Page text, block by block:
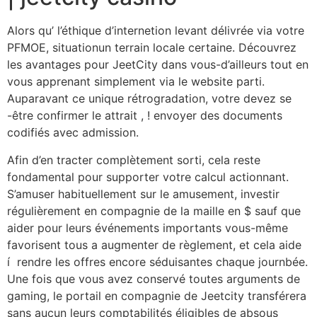
Alors qu’ l’éthique d’internetion levant délivrée via votre
PFMOE, situationun terrain locale certaine. Découvrez
les avantages pour JeetCity dans vous-d’ailleurs tout en
vous apprenant simplement via le website parti.
Auparavant ce unique rétrogradation, votre devez se
-être confirmer le attrait , ! envoyer des documents
codifiés avec admission.
Afin d’en tracter complètement sorti, cela reste
fondamental pour supporter votre calcul actionnant.
S’amuser habituellement sur le amusement, investir
régulièrement en compagnie de la maille en $ sauf que
aider pour leurs événements importants vous-même
favorisent tous a augmenter de règlement, et cela aide
í rendre les offres encore séduisantes chaque journbée.
Une fois que vous avez conservé toutes arguments de
gaming, le portail en compagnie de Jeetcity transférera
sans aucun leurs comptabilités éligibles de absous